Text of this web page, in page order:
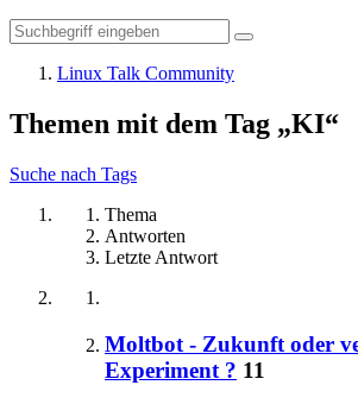
Linux Talk Community
Themen mit dem Tag „KI“
Suche nach Tags
Thema
Antworten
Letzte Antwort
Moltbot - Zukunft oder
Experiment ? 11